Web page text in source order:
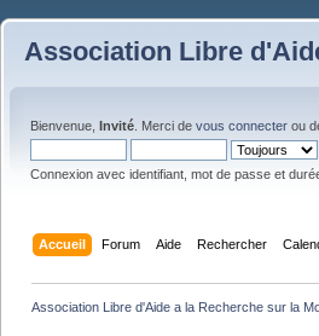
Association Libre
Bienvenue, Invité . Merci de vous connecter ou
Connexion avec identifiant, mot de passe et
Accueil Forum Aide Rechercher
Association Libre d'Aide a la Recherche sur la